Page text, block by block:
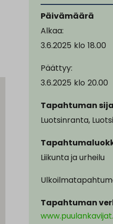
Päivämäärä
Alkaa:
3.6.2025 klo 18.00
Päättyy:
3.6.2025 klo 20.00
Tapahtuman
Luotsinranta,
Liikunta ja urheilu
Tapahtuman